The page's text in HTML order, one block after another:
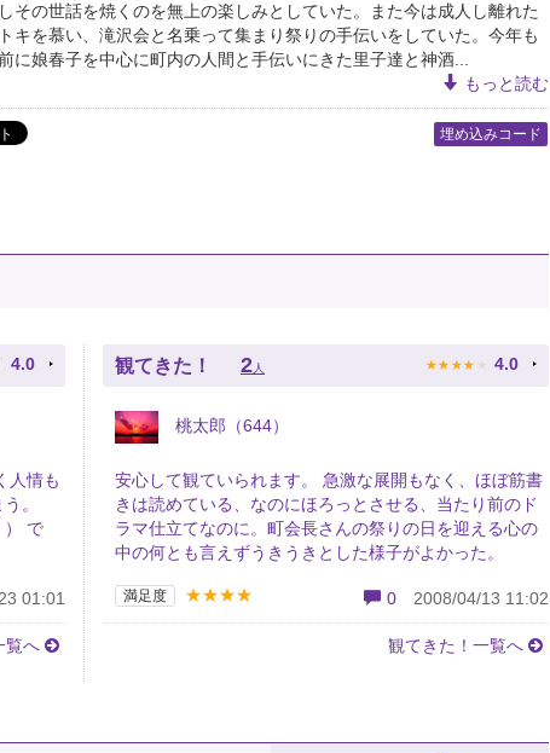
その世話を焼くのを無上の楽しみとしていた。また今は成人し離れた
キを慕い、滝沢会と名乗って集まり祭りの手伝いをしていた。今年も
に娘春子を中心に町内の人間と手伝いにきた里子達と神酒...
もっと読む
埋め込みコード
4.0
人情も
。
） で
01:01
覧へ
観てきた！ 2 人 ★ ★ ★ ★ ★ 4.0
桃太郎（644）
安心して観ていられます。 急激な展開もなく、ほぼ筋書
きは読めている、なのにほろっとさせる、当たり前のド
ラマ仕立てなのに。町会長さんの祭りの日を迎える心の
中の何とも言えずうきうきとした様子がよかった。
満足度 ★★★★ 0 2008/04/13 11:02
観てきた！一覧へ